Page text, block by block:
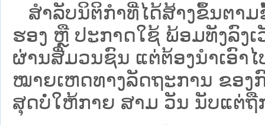
ສໍາລັບນິຕິກໍາທີ່ໄດ້ສ້າງຂຶ້ນຕາ
ຮອງ ຫຼື ປະກາດໃຊ້ ພ້ອມທັງລົງ
ຜ່ານສື່ມວນຊົນ ແຕ່ຕ້ອງນໍາເອົາ
ໝາຍ​ເຫດ​ທາງ​ລັດ​ຖະ​ການ​ ຂອ
ສຸດບໍ່ໃຫ້ກາຍ ສາມ ວັນ ນັບແຕ່ຖື